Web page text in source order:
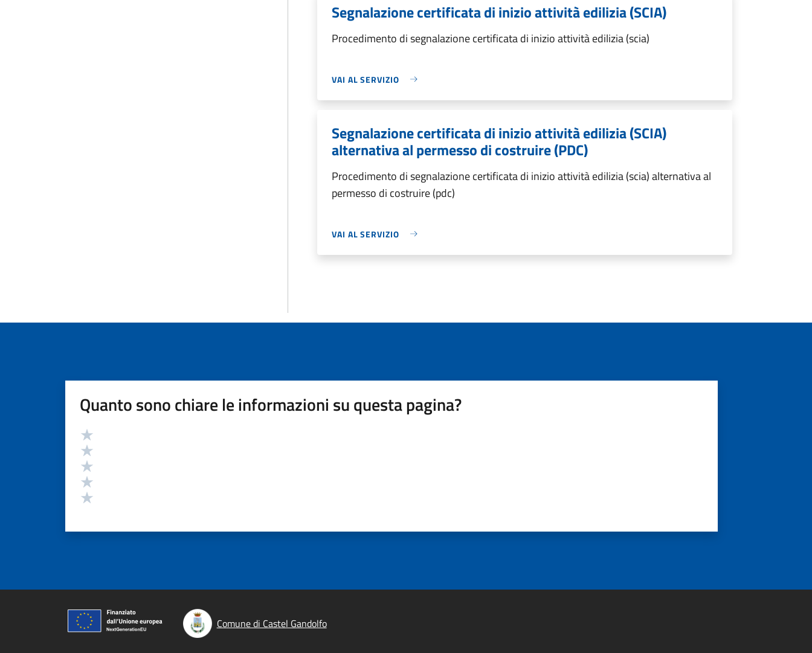
Segnalazione certificata di inizio attività edilizia (SCIA)
Procedimento di segnalazione certificata di inizio attività edilizia (scia)
VAI AL SERVIZIO
Segnalazione certificata di inizio attività edilizia (SCIA)
alternativa al permesso di costruire (PDC)
Procedimento di segnalazione certificata di inizio attività edilizia (scia) alternativa al
permesso di costruire (pdc)
VAI AL SERVIZIO
Quanto sono chiare le informazioni su questa pagina?
Valutazione
Comune di Castel Gandolfo